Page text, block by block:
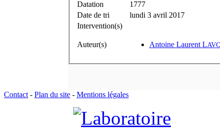
Datation
1777
Date de tri
lundi 3 avril 2017
Intervention(s)
Auteur(s) Antoine Laurent L
Contact - Plan du site - Mentions légales